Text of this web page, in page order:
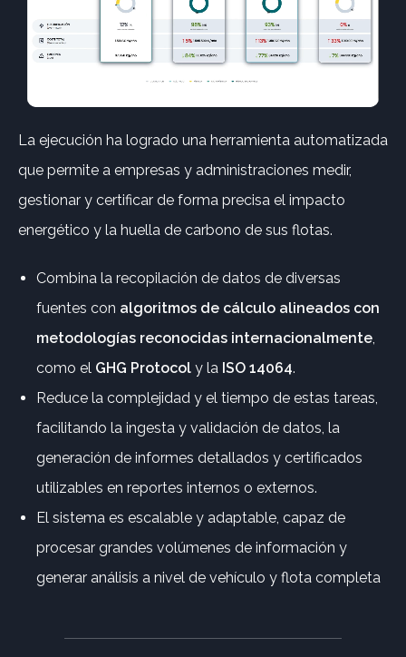
La ejecución ha logrado una herramienta automatizada
que permite a empresas y administraciones medir,
gestionar y certificar de forma precisa el impacto
energético y la huella de carbono de sus flotas.
Combina la recopilación de datos de diversas
fuentes con algoritmos de cálculo alineados con
metodologías reconocidas internacionalmente,
como el GHG Protocol y la ISO 14064.
Reduce la complejidad y el tiempo de estas tareas,
facilitando la ingesta y validación de datos, la
generación de informes detallados y certificados
utilizables en reportes internos o externos.
El sistema es escalable y adaptable, capaz de
procesar grandes volúmenes de información y
generar análisis a nivel de vehículo y flota completa